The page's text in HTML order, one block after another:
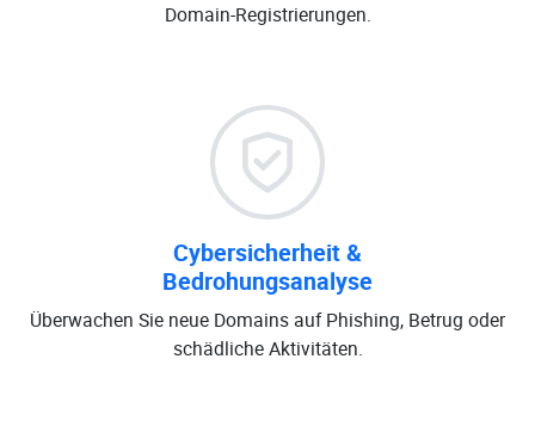
Domain-Registrierungen.
Cybersicherheit &
Bedrohungsanalyse
Überwachen Sie neue Domains auf Phishing, Betrug oder
schädliche Aktivitäten.